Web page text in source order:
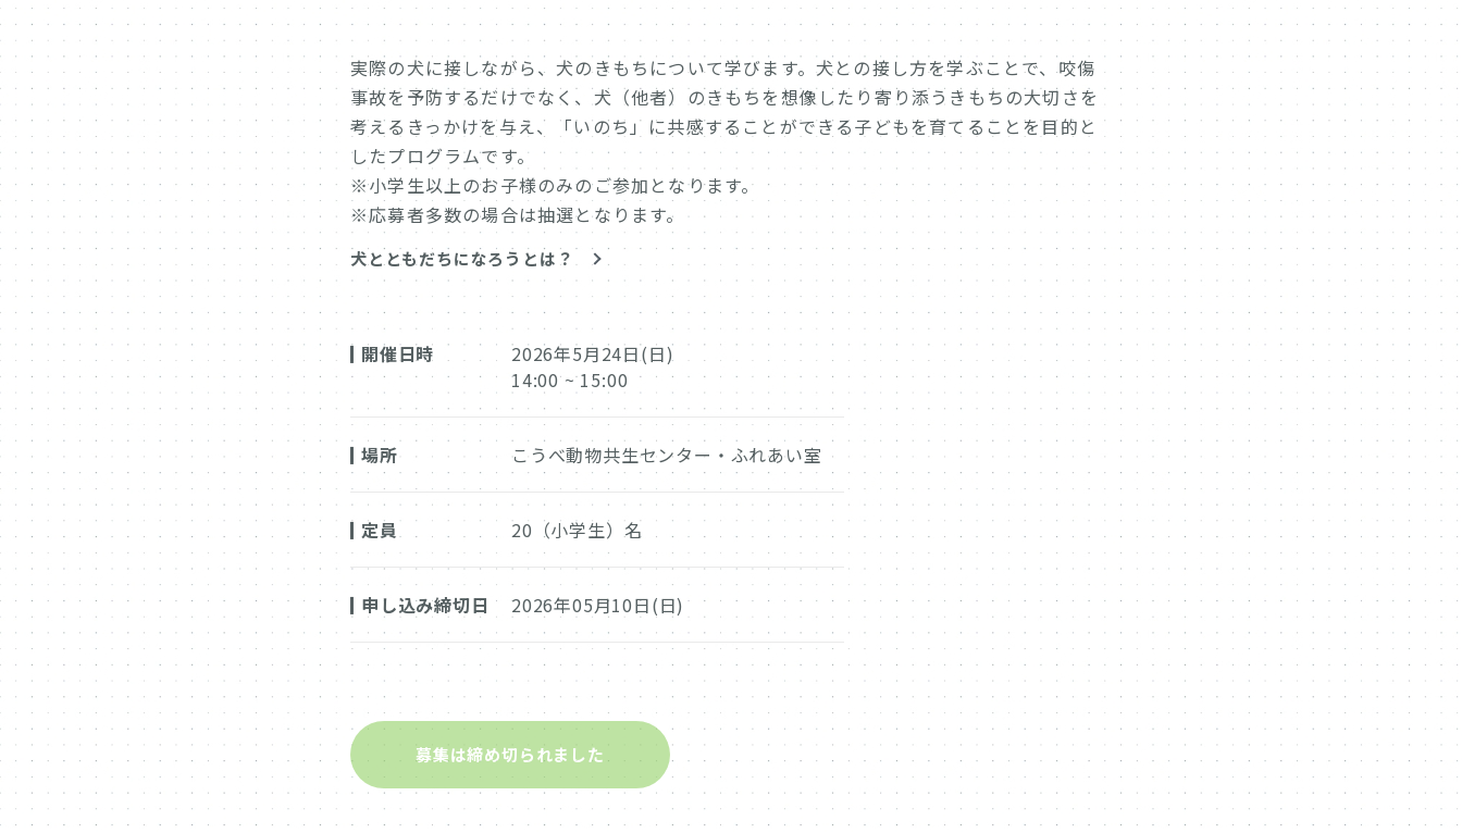
実際の犬に接しながら、犬のきもちについて学びます。犬との接し方を学ぶことで、咬傷
事故を予防するだけでなく、犬（他者）のきもちを想像したり寄り添うきもちの大切さを
考えるきっかけを与え、「いのち」に共感することができる子どもを育てることを目的と
したプログラムです。
※小学生以上のお子様のみのご参加となります。
※応募者多数の場合は抽選となります。
犬とともだちになろうとは？
開催日時
2026年5月24日(日)
14:00 ~ 15:00
場所 こうべ動物共生センター・ふれあい室
定員 20（小学生）名
申し込み締切日 2026年05月10日(日)
募集は締め切られました